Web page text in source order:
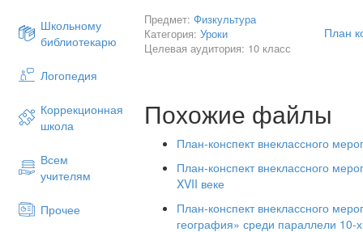
Школьному
библиотекарю
Логопедия
Коррекционная
школа
Всем
учителям
Прочее
-дети овладели правилами
игр
-у детей расширился словарный
-следят за своим внешним видом
- у родителей повысилась
Предмет:Физкультура
Категория:Уроки
Целевая аудитория: 10 класс
План
Похожие файлы
План-конспект внеклассного
План-конспект внеклассного
XVII веке
План-конспект внеклассного
география» среди параллели 10-